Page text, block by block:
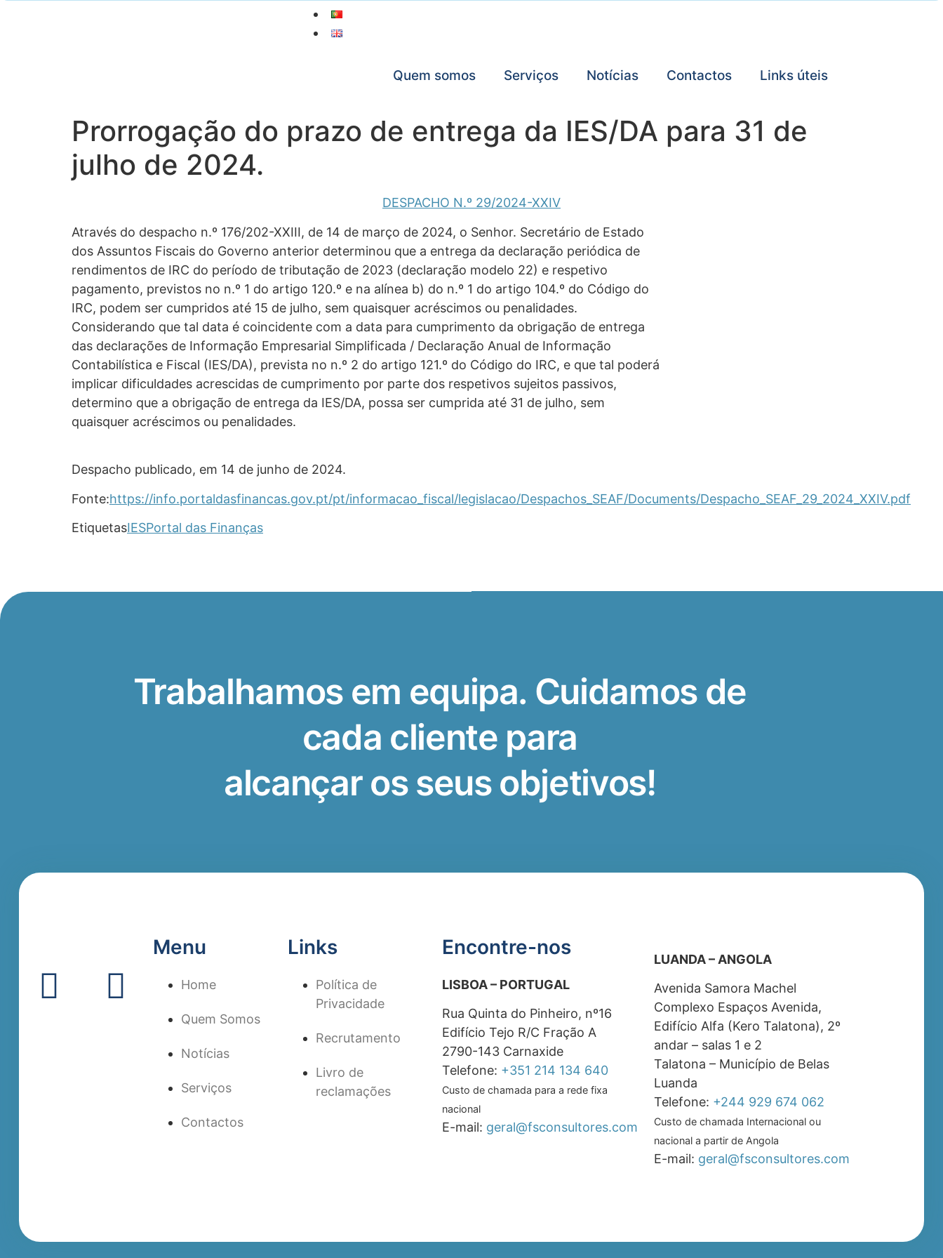
Quem somos Serviços Notícias Contactos Links úteis
Prorrogação do prazo de entrega da IES/DA para 31 de
julho de 2024.
DESPACHO N.º 29/2024-XXIV
Através do despacho n.º 176/202-XXIII, de 14 de março de 2024, o Senhor. Secretário de Estado
dos Assuntos Fiscais do Governo anterior determinou que a entrega da declaração periódica de
rendimentos de IRC do período de tributação de 2023 (declaração modelo 22) e respetivo
pagamento, previstos no n.º 1 do artigo 120.º e na alínea b) do n.º 1 do artigo 104.º do Código do
IRC, podem ser cumpridos até 15 de julho, sem quaisquer acréscimos ou penalidades.
Considerando que tal data é coincidente com a data para cumprimento da obrigação de entrega
das declarações de Informação Empresarial Simplificada / Declaração Anual de Informação
Contabilística e Fiscal (IES/DA), prevista no n.º 2 do artigo 121.º do Código do IRC, e que tal poderá
implicar dificuldades acrescidas de cumprimento por parte dos respetivos sujeitos passivos,
determino que a obrigação de entrega da IES/DA, possa ser cumprida até 31 de julho, sem
quaisquer acréscimos ou penalidades.
Despacho publicado, em 14 de junho de 2024.
Fonte:https://info.portaldasfinancas.gov.pt/pt/informacao_fiscal/legislacao/Despachos_SEAF/Documents/Despacho_SEAF_29_2024_XXIV.pdf
EtiquetasIESPortal das Finanças
Trabalhamos em equipa. Cuidamos de
cada cliente para
alcançar os seus objetivos!
Menu
Home
Quem Somos
Notícias
Serviços
Contactos
Links
Política de
Privacidade
Recrutamento
Livro de
reclamações
Encontre-nos
LISBOA – PORTUGAL
Rua Quinta do Pinheiro, nº16
Edifício Tejo R/C Fração A
2790-143 Carnaxide
Telefone: +351 214 134 640
Custo de chamada para a rede fixa
nacional
E-mail: geral@fsconsultores.com
LUANDA – ANGOLA
Avenida Samora Machel
Complexo Espaços Avenida,
Edifício Alfa (Kero Talatona), 2º
andar – salas 1 e 2
Talatona – Município de Belas
Luanda
Telefone: +244 929 674 062
Custo de chamada Internacional ou
nacional a partir de Angola
E-mail: geral@fsconsultores.com